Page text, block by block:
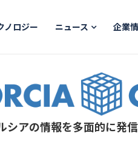
ノロジー ニュース 企業
シアの情報を多面的に発